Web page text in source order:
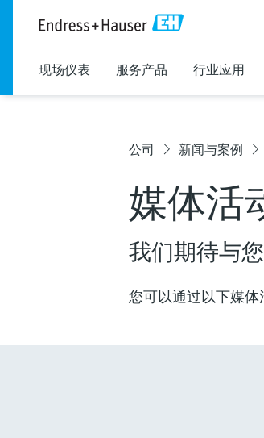
现场仪表 服务产品 行业应用
公司 新闻与案例
媒体活
我们期待与
您可以通过以下媒体